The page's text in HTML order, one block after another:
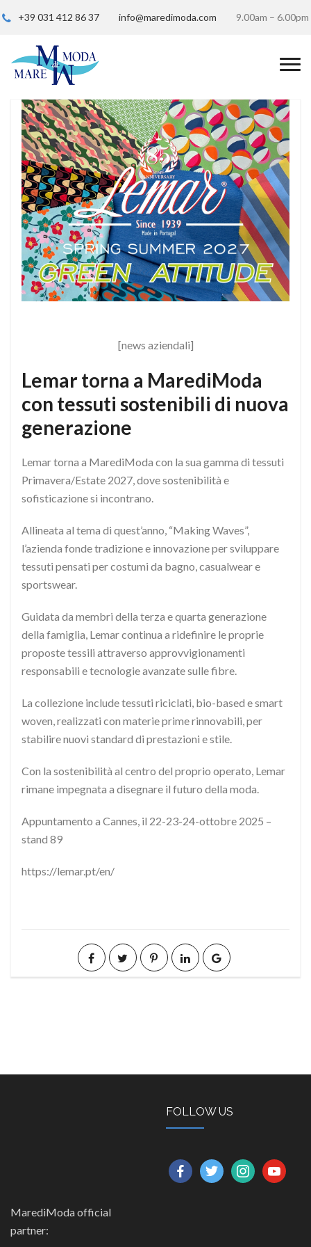
+39 031 412 86 37 info@maredimoda.com 9.00am – 6.00pm
[news aziendali]
Lemar torna a MarediModa
con tessuti sostenibili di nuova
generazione
Lemar torna a MarediModa con la sua gamma di tessuti
Primavera/Estate 2027, dove sostenibilità e
sofisticazione si incontrano.
Allineata al tema di quest’anno, “Making Waves”,
l’azienda fonde tradizione e innovazione per sviluppare
tessuti pensati per costumi da bagno, casualwear e
sportswear.
Guidata da membri della terza e quarta generazione
della famiglia, Lemar continua a ridefinire le proprie
proposte tessili attraverso approvvigionamenti
responsabili e tecnologie avanzate sulle fibre.
La collezione include tessuti riciclati, bio-based e smart
woven, realizzati con materie prime rinnovabili, per
stabilire nuovi standard di prestazioni e stile.
Con la sostenibilità al centro del proprio operato, Lemar
rimane impegnata a disegnare il futuro della moda.
Appuntamento a Cannes, il 22-23-24-ottobre 2025 –
stand 89
https://lemar.pt/en/
FOLLOW US
facebooktwitterinstagramyoutube
MarediModa official
partner: